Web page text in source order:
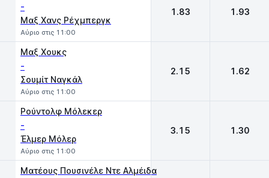
-
Μαξ Χανς Ρέχμπεργκ
Αύριο στις 11:00
1.83 1.93
Μαξ Χουκς
-
Σουμίτ Ναγκάλ
Αύριο στις 11:00
2.15 1.62
Ρούντολφ Μόλεκερ
-
Έλμερ Μόλερ
Αύριο στις 11:00
3.15 1.30
Ματέους Πουσινέλε Ντε Αλμέιδα